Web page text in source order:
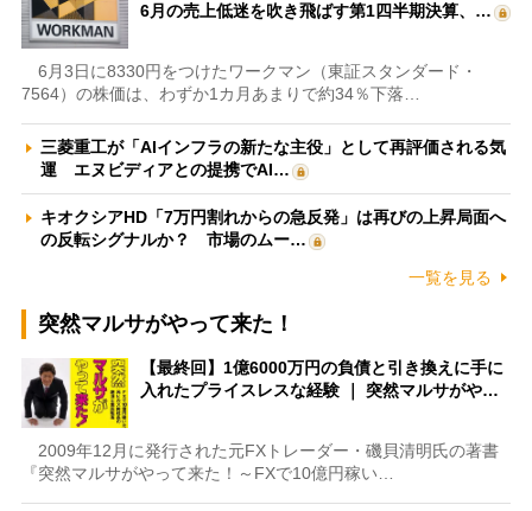
6月の売上低迷を吹き飛ばす第1四半期決算、…
6月3日に8330円をつけたワークマン（東証スタンダード・
7564）の株価は、わずか1カ月あまりで約34％下落…
三菱重工が「AIインフラの新たな主役」として再評価される気
運 エヌビディアとの提携でAI…
キオクシアHD「7万円割れからの急反発」は再びの上昇局面へ
の反転シグナルか？ 市場のムー…
一覧を見る
突然マルサがやって来た！
【最終回】1億6000万円の負債と引き換えに手に
入れたプライスレスな経験 ｜ 突然マルサがや…
2009年12月に発行された元FXトレーダー・磯貝清明氏の著書
『突然マルサがやって来た！～FXで10億円稼い…